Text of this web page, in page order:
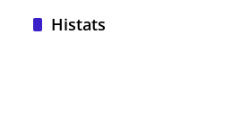
Histats